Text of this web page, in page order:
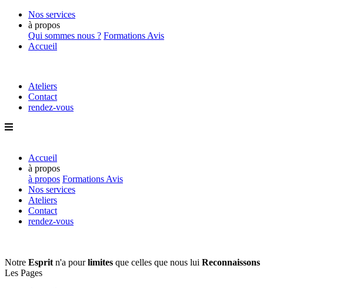
Nos services
à propos
Qui sommes nous ? Formations Avis
Accueil
Ateliers
Contact
rendez-vous
Accueil
à propos
à propos Formations Avis
Nos services
Ateliers
Contact
rendez-vous
Notre Esprit n'a pourlimites que celles que nous lui Reconnaissons
Les Pages